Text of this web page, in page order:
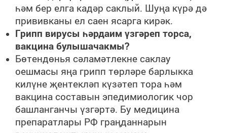
һәм бер елга кадәр саклый. Шуңа күрә дә
прививканы ел саен ясарга кирәк.
Грипп вирусы һәрдаим үзгәреп торса,
вакцина булышачакмы?
Бөтендөнья сәламәтлекне саклау
оешмасы яңа грипп төрләре барлыкка
килүне җентекләп күзәтеп тора һәм
вакцина составын эпедимиологик чор
башланганчы үзгәртә. Бу медицина
препаратлары РФ граңданнарын